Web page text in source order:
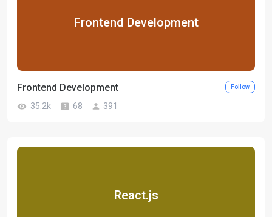
Frontend Development
Frontend Development Follow
35.2k 68 391
React.js